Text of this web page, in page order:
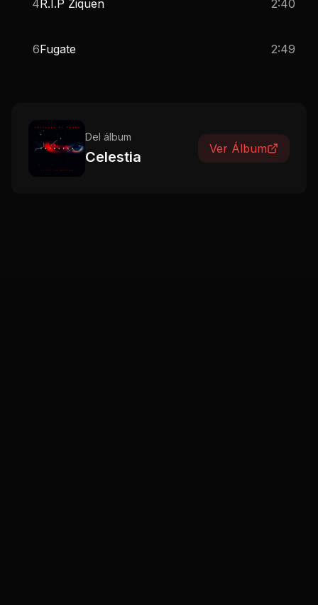
4R.I.P Ziquen 2:40
6Fugate 2:49
Del álbum
Celestia Ver Álbum